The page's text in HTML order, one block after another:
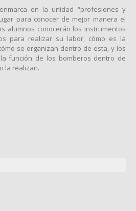
en la unidad “profesiones y
para conocer de mejor manera el
alumnos conocerán los instrumentos
para realizar su labor, cómo es la
se organizan dentro de esta, y los
función de los bomberos dentro de
la realizan.